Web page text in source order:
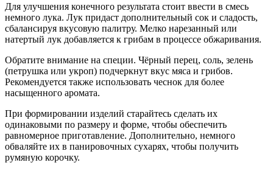
Для улучшения конечного результата стоит ввести в смесь
немного лука. Лук придаст дополнительный сок и сладость,
сбалансируя вкусовую палитру. Мелко нарезанный или
натертый лук добавляется к грибам в процессе обжаривания.
Обратите внимание на специи. Чёрный перец, соль, зелень
(петрушка или укроп) подчеркнут вкус мяса и грибов.
Рекомендуется также использовать чеснок для более
насыщенного аромата.
При формировании изделий старайтесь сделать их
одинаковыми по размеру и форме, чтобы обеспечить
равномерное приготавление. Дополнительно, немного
обваляйте их в панировочных сухарях, чтобы получить
румяную корочку.